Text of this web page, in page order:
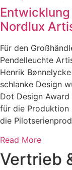
Nordlux
Für den
Pendelleuchte
Henrik
schlanke Design
Dot Design
für die Produktion
die
Read More
Vertrieb